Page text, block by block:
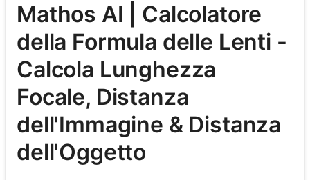
Mathos AI | Calcolatore
della Formula delle Lenti -
Calcola Lunghezza
Focale, Distanza
dell'Immagine & Distanza
dell'Oggetto